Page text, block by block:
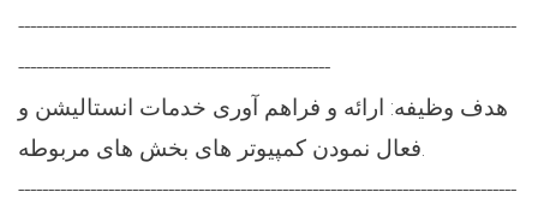
-----------------------------------------------------------------------------------
----------------------------------------------------
هدف وظیفه: ارائه و فراهم آوری خدمات انستالیشن و
-----------------------------------------------------------------------------------